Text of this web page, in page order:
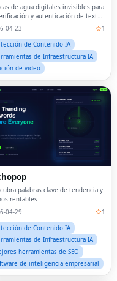
de agua digitales invisibles para
y autenticación de texto
por IA.
04-23
1
de Contenido IA
de Infraestructura IA
de video
palabras clave de tendencia y
rentables
04-29
1
de Contenido IA
de Infraestructura IA
herramientas de SEO
de inteligencia empresarial